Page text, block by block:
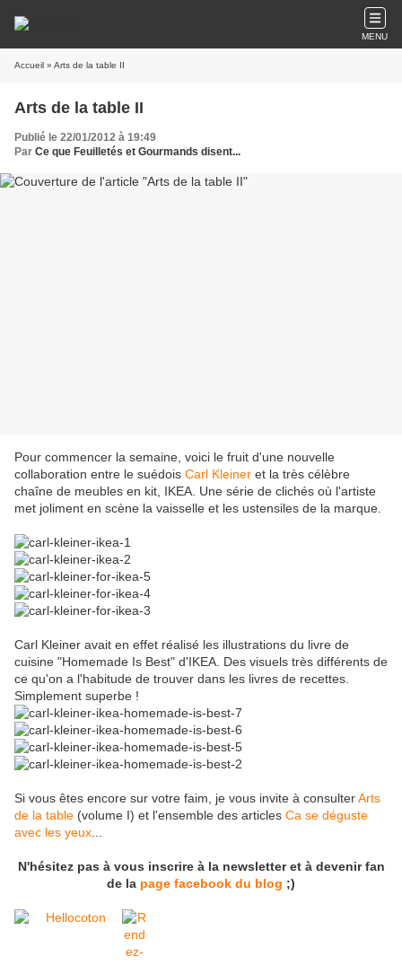
MENU
Accueil » Arts de la table II
Arts de la table II
Publié le 22/01/2012 à 19:49
Par Ce que Feuilletés et Gourmands disent...
Pour commencer la semaine, voici le fruit d'une nouvelle
collaboration entre le suédois Carl Kleiner et la très célèbre
chaîne de meubles en kit, IKEA. Une série de clichés où l'artiste
met joliment en scène la vaisselle et les ustensiles de la marque.
Carl Kleiner avait en effet réalisé les illustrations du livre de
cuisine "Homemade Is Best" d'IKEA. Des visuels très différents de
ce qu'on a l'habitude de trouver dans les livres de recettes.
Simplement superbe !
Si vous êtes encore sur votre faim, je vous invite à consulterArts
de la table (volume I) et l'ensemble des articles Ca se déguste
avec les yeux
N'hésitez pas à vous inscrire à la newsletter et à devenir fan
de la page facebook du blog ;)